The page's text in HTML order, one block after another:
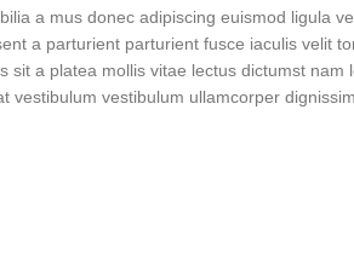
a mus donec adipiscing euismod ligula
a parturient parturient fusce iaculis velit
a platea mollis vitae lectus dictumst nam
vestibulum vestibulum ullamcorper